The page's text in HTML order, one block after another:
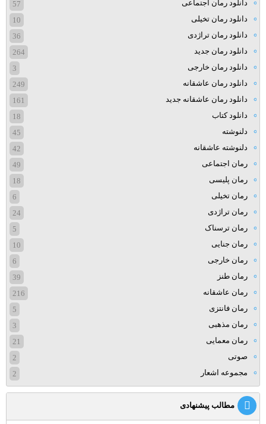
دانلود رمان اجتماعی
57
دانلود رمان تخیلی
10
دانلود رمان تراژدی
36
دانلود رمان جدید
264
دانلود رمان خارجی
3
دانلود رمان عاشقانه
249
دانلود رمان عاشقانه جدید
161
دانلود کتاب
18
دلنوشته
45
دلنوشته عاشقانه
42
رمان اجتماعی
49
رمان پلیسی
18
رمان تخیلی
6
رمان تراژدی
24
رمان ترسناک
5
رمان جنایی
10
رمان خارجی
6
رمان طنز
39
رمان عاشقانه
216
رمان فانتزی
5
رمان مذهبی
3
رمان معمایی
21
صوتی
2
مجموعه اشعار
2
مطالب پیشنهادی